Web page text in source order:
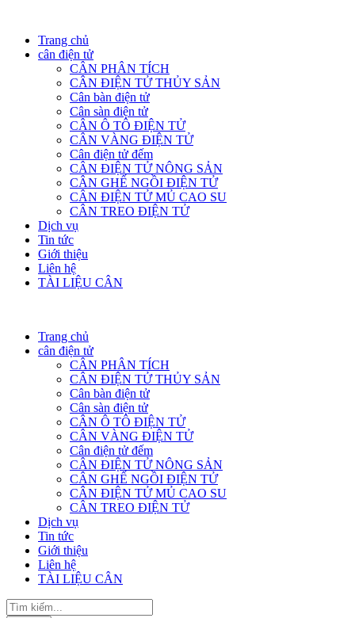
Trang chủ
cân điện tử
CÂN PHÂN TÍCH
CÂN ĐIỆN TỬ THỦY SẢN
Cân bàn điện tử
Cân sàn điện tử
CÂN Ô TÔ ĐIỆN TỬ
CÂN VÀNG ĐIỆN TỬ
Cân điện tử đếm
CÂN ĐIỆN TỬ NÔNG SẢN
CÂN GHẾ NGỒI ĐIỆN TỬ
CÂN ĐIỆN TỬ MỦ CAO SU
CÂN TREO ĐIỆN TỬ
Dịch vụ
Tin tức
Giới thiệu
Liên hệ
TÀI LIỆU CÂN
Trang chủ
cân điện tử
CÂN PHÂN TÍCH
CÂN ĐIỆN TỬ THỦY SẢN
Cân bàn điện tử
Cân sàn điện tử
CÂN Ô TÔ ĐIỆN TỬ
CÂN VÀNG ĐIỆN TỬ
Cân điện tử đếm
CÂN ĐIỆN TỬ NÔNG SẢN
CÂN GHẾ NGỒI ĐIỆN TỬ
CÂN ĐIỆN TỬ MỦ CAO SU
CÂN TREO ĐIỆN TỬ
Dịch vụ
Tin tức
Giới thiệu
Liên hệ
TÀI LIỆU CÂN